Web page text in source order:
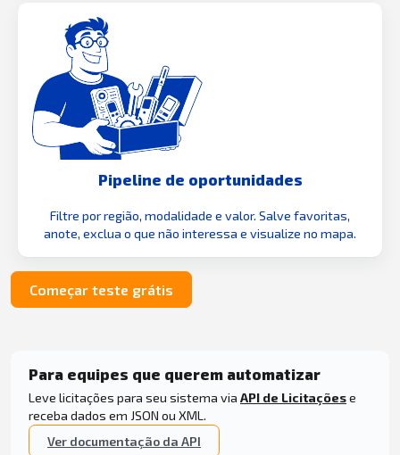
Pipeline de oportunidades
Filtre por região, modalidade e valor. Salve favoritas,
anote, exclua o que não interessa e visualize no mapa.
Começar teste grátis
Para equipes que querem automatizar
Leve licitações para seu sistema via API de Licitaçõese
receba dados em JSON ou XML.
Ver documentação da API